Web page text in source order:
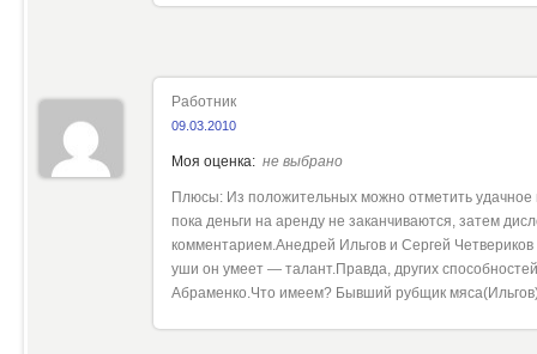
Работник
09.03.2010
Моя оценка: не выбрано
Плюсы: Из положительных можно отметить
пока деньги на аренду не заканчиваются, затем
комментарием.Анедрей Ильгов и Сергей
уши он умеет — талант.Правда, других
Абраменко.Что имеем? Бывший рубщик